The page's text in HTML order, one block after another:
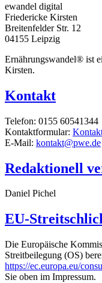
ewandel digital
Friedericke Kirsten
Breitenfelder Str. 12
04155 Leipzig
Ernährungswandel® ist
Kirsten.
Kontakt
Telefon: 0155 60541344
Kontaktformular:
E-Mail: kontakt@pwe.de
Redaktionell
Daniel Pichel
EU-
Die Europäische
Streitbeilegung (OS)
https://ec.europa.eu/
Sie oben im Impressum.